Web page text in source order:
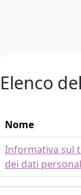
Elenco
Nome
Informativa sul
dei dati